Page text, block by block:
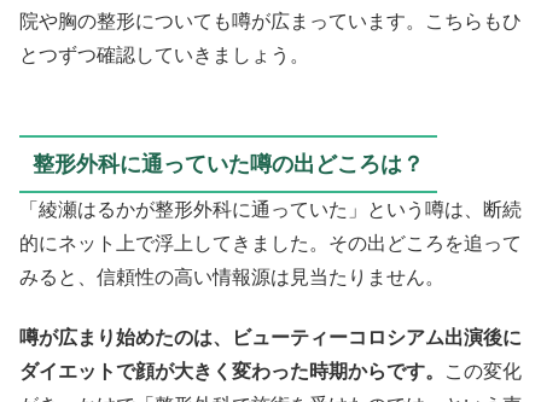
院や胸の整形についても噂が広まっています。こちらもひ
とつずつ確認していきましょう。
整形外科に通っていた噂の出どころは？
「綾瀬はるかが整形外科に通っていた」という噂は、断続
的にネット上で浮上してきました。その出どころを追って
みると、信頼性の高い情報源は見当たりません。
噂が広まり始めたのは、ビューティーコロシアム出演後に
ダイエットで顔が大きく変わった時期からです。
この変化